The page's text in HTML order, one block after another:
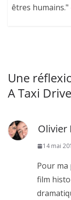
êtres
Une
A Taxi
Olivier
14 mai
Pour ma
film